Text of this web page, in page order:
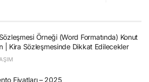
Örneği (Word Formatında) Konut
| Kira Sözleşmesinde Dikkat Edilecekler
Fiyatları – 2025